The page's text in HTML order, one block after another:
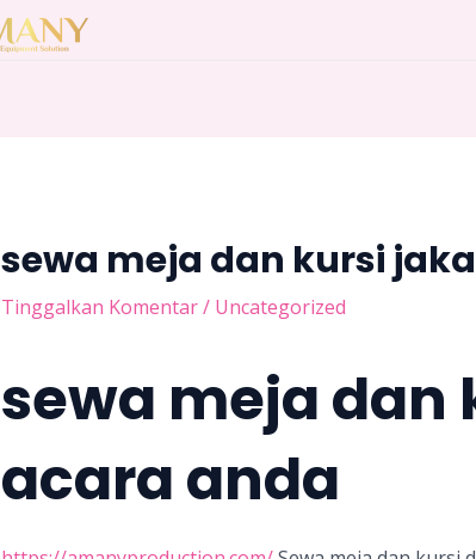
sewa meja dan kursi
Tinggalkan Komentar/ Uncategorized
sewa meja
acara anda